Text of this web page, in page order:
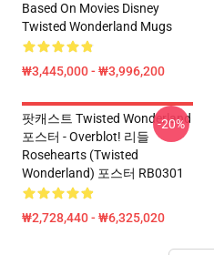
Based On Movies Disney
Twisted Wonderland Mugs
₩3,445,000 - ₩3,996,200
팟캐스트 Twisted Wonderland
포스터 - Overblot! 리들
Rosehearts (Twisted
Wonderland) 포스터 RB0301
₩2,728,440 - ₩6,325,020
-20%